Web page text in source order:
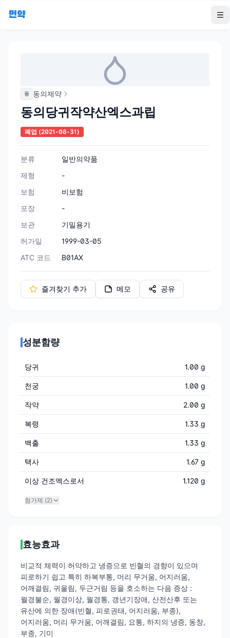
먼약
동 동의제약
동의당귀작약산엑스과립
폐업 (2021-08-31)
분류
일반의약품
제형
-
보험
비보험
포장
-
보관
기밀용기
허가일
1999-03-05
ATC 코드
B01AX
즐겨찾기 추가 메모 공유
성분함량
당귀 1.00 g
천궁 1.00 g
작약 2.00 g
복령 1.33 g
백출 1.33 g
택사 1.67 g
이상 건조엑스로서 1.120 g
첨가제 (2)
효능효과
비교적 체력이 허약하고 냉증으로 빈혈의 경향이 있으며
피로하기 쉽고 특히 하복부통, 머리 무거움, 어지러움,
어깨결림, 귀울림, 두근거림 등을 호소하는 다음 증상 :
월경불순, 월경이상, 월경통, 갱년기장애, 산전산후 또는
유산에 의한 장애(빈혈, 피로권태, 어지러움, 부종),
어지러움, 머리 무거움, 어깨결림, 요통, 하지의 냉증, 동창,
부종, 기미